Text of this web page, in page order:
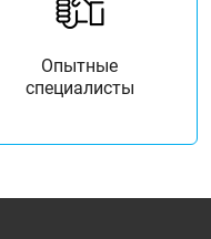
Опытные
специалисты